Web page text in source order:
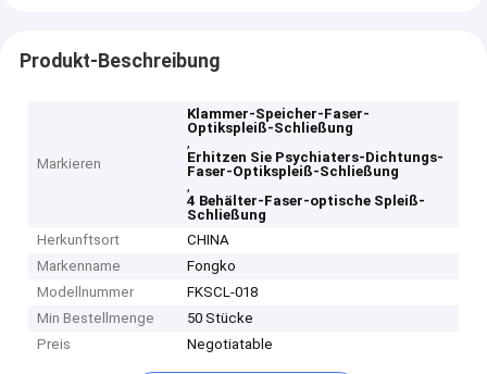
Produkt-Beschreibung
Markieren
Klammer-Speicher-Faser-
Optikspleiß-Schließung
,
Erhitzen Sie Psychiaters-Dichtungs-
Faser-Optikspleiß-Schließung
,
4 Behälter-Faser-optische Spleiß-
Schließung
Herkunftsort
CHINA
Markenname
Fongko
Modellnummer
FKSCL-018
Min Bestellmenge
50 Stücke
Preis
Negotiatable